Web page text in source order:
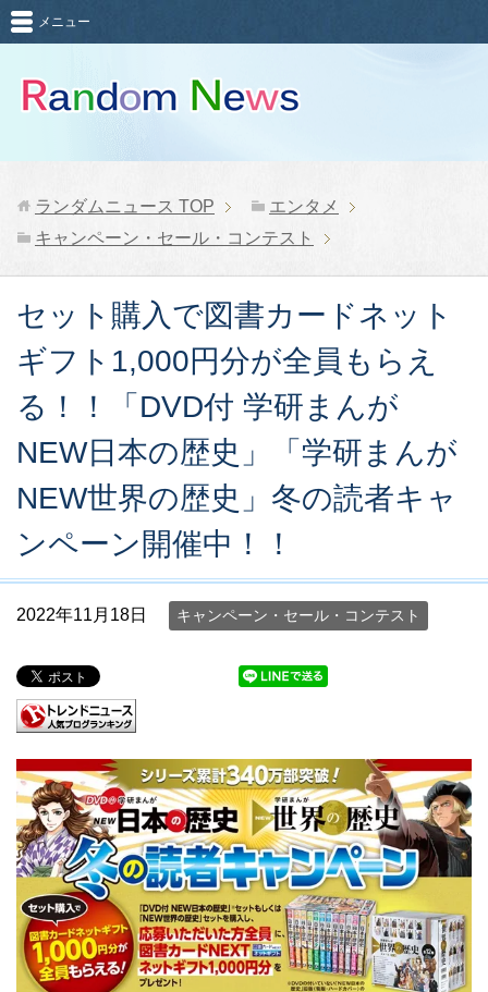
メニュー
ランダムニュース TOP
エンタメ
キャンペーン・セール・コンテスト
セット購入で図書カードネット
ギフト1,000円分が全員もらえ
る！！「DVD付 学研まんが
NEW日本の歴史」「学研まんが
NEW世界の歴史」冬の読者キャ
ンペーン開催中！！
2022年11月18日 キャンペーン・セール・コンテスト